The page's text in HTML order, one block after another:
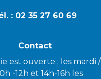
: 02 35 27 60 69
Contact
est ouverte ; les mardi /
-12h et 14h-16h les